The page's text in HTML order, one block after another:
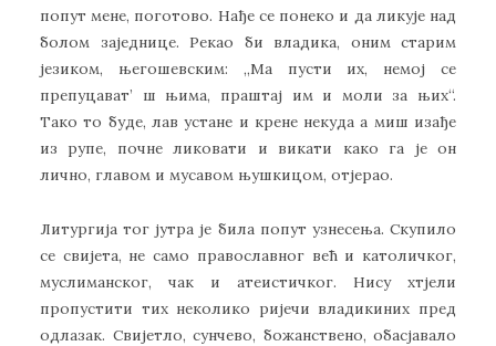
попут мене, поготово. Нађе се понеко и да ликује над
болом заједнице. Рекао би владика, оним старим
језиком, његошевским: „Ма пусти их, немој се
препуцават’ ш њима, праштај им и моли за њих“.
Тако то буде, лав устане и крене некуда а миш изађе
из рупе, почне ликовати и викати како га је он
лично, главом и мусавом њушкицом, отјерао.
Литургија тог јутра је била попут узнесења. Скупило
се свијета, не само православног већ и католичког,
муслиманског, чак и атеистичког. Нису хтјели
пропустити тих неколико ријечи владикиних пред
одлазак. Свијетло, сунчево, божанствено, обасјавало